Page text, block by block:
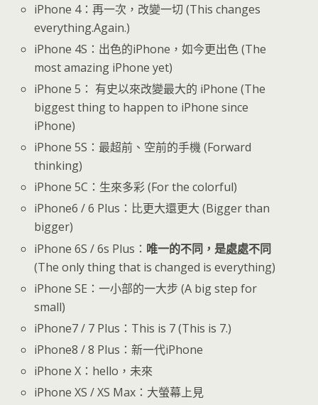
iPhone 4：再一次，改變一切 (This changes
everything.Again.)
iPhone 4S：出色的iPhone，如今更出色 (The
most amazing iPhone yet)
iPhone 5： 有史以來改變最大的 iPhone (The
biggest thing to happen to iPhone since
iPhone)
iPhone 5S：最超前、空前的手機 (Forward
thinking)
iPhone 5C：生來多彩 (For the colorful)
iPhone6 / 6 Plus：比更大還更大 (Bigger than
bigger)
iPhone 6S / 6s Plus： 唯一的不同，是處處不同
(The only thing that is changed is everything)
iPhone SE：一小部的一大步 (A big step for
small)
iPhone7 / 7 Plus：This is 7 (This is 7.)
iPhone8 / 8 Plus：新一代iPhone
iPhone X：hello，未來
iPhone XS / XS Max：大螢幕上見